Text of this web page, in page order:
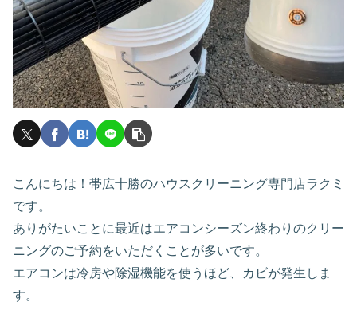
こんにちは！帯広十勝のハウスクリーニング専門店ラクミ
です。
ありがたいことに最近はエアコンシーズン終わりのクリー
ニングのご予約をいただくことが多いです。
エアコンは冷房や除湿機能を使うほど、カビが発生しま
す。